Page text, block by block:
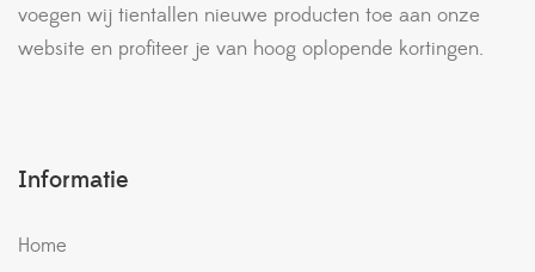
voegen wij tientallen nieuwe producten toe aan onze
website en profiteer je van hoog oplopende kortingen.
Informatie
Home